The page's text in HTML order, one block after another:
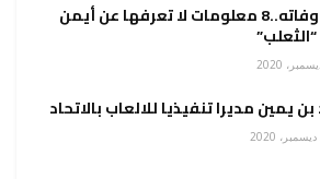
بعد وفاته..8 معلومات لا تعرفها عن أيمن
بن يمين مديرا تنفيذيا للالعاب بالاتحاد